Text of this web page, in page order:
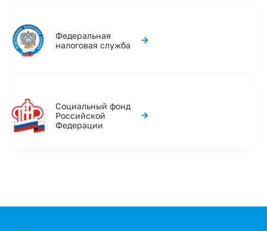
Федеральная
налоговая служба
→
Социальный фонд
Российской
Федерации
→